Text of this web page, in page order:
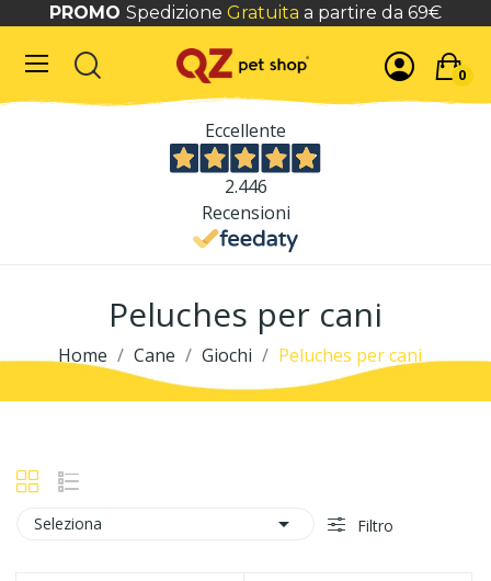
PROMO Spedizione Gratuita a partire da 69€
0
Eccellente
2.446
Recensioni
Peluches per cani
Home Cane Giochi Peluches per cani
Seleziona  Filtro